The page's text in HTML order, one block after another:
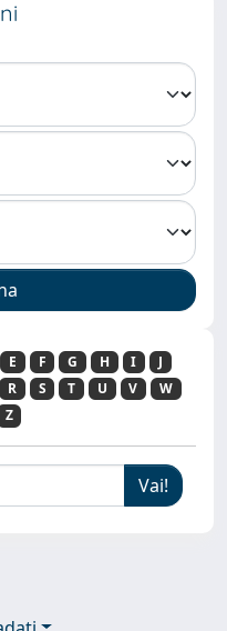
E F G H I
J
R S T U V
W
Z